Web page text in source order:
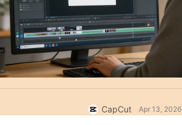
טקסט ושמע
כיתובים אוטומטיים
שיווק
ולוגים ולייף סטייל
עיצוב מותאם אישית
עוד
תבניות לתעשייה
תבניות סיכום
מרכז האמון
מרכז העזרה
אודות תנאי השירות של CapCut
CapCut Apr 13, 2026